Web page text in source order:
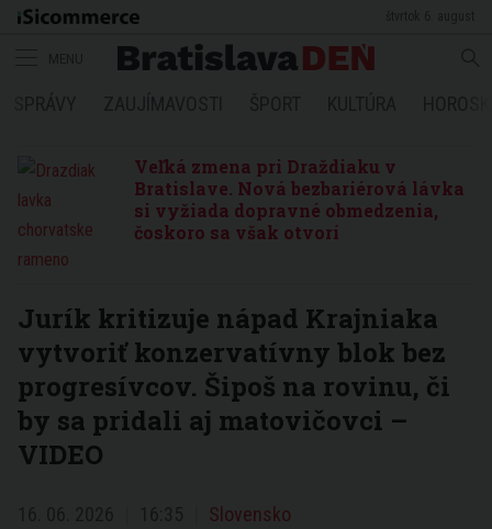
Veľká zmena pri Draždiaku v
Bratislave. Nová bezbariérová lávka
si vyžiada dopravné obmedzenia,
čoskoro sa však otvorí
Jurík kritizuje nápad Krajniaka
vytvoriť konzervatívny blok bez
progresívcov. Šipoš na rovinu, či
by sa pridali aj matovičovci –
VIDEO
Slovensko